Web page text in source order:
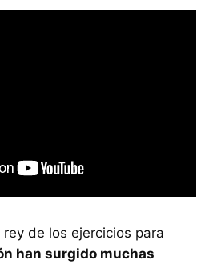
rey de los ejercicios para
han surgido muchas